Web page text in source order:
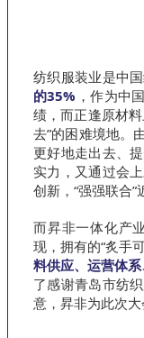
纺织服装业是中
的35% ，作为中
绩，而正逢原材
去”的困难境地。
更好地走出去、
实力，又通过会
创新，“强强联合”
而昇非一体化产
现，拥有的“炙手
料供应、运营体
了感谢青岛市纺
意，昇非为此次大